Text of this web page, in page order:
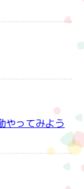
やってみよう